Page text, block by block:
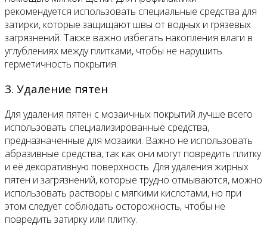
рекомендуется использовать специальные средства для
затирки, которые защищают швы от водных и грязевых
загрязнений. Также важно избегать накопления влаги в
углублениях между плитками, чтобы не нарушить
герметичность покрытия.
3. Удаление пятен
Для удаления пятен с мозаичных покрытий лучше всего
использовать специализированные средства,
предназначенные для мозаики. Важно не использовать
абразивные средства, так как они могут повредить плитку
и её декоративную поверхность. Для удаления жирных
пятен и загрязнений, которые трудно отмываются, можно
использовать растворы с мягкими кислотами, но при
этом следует соблюдать осторожность, чтобы не
повредить затирку или плитку.